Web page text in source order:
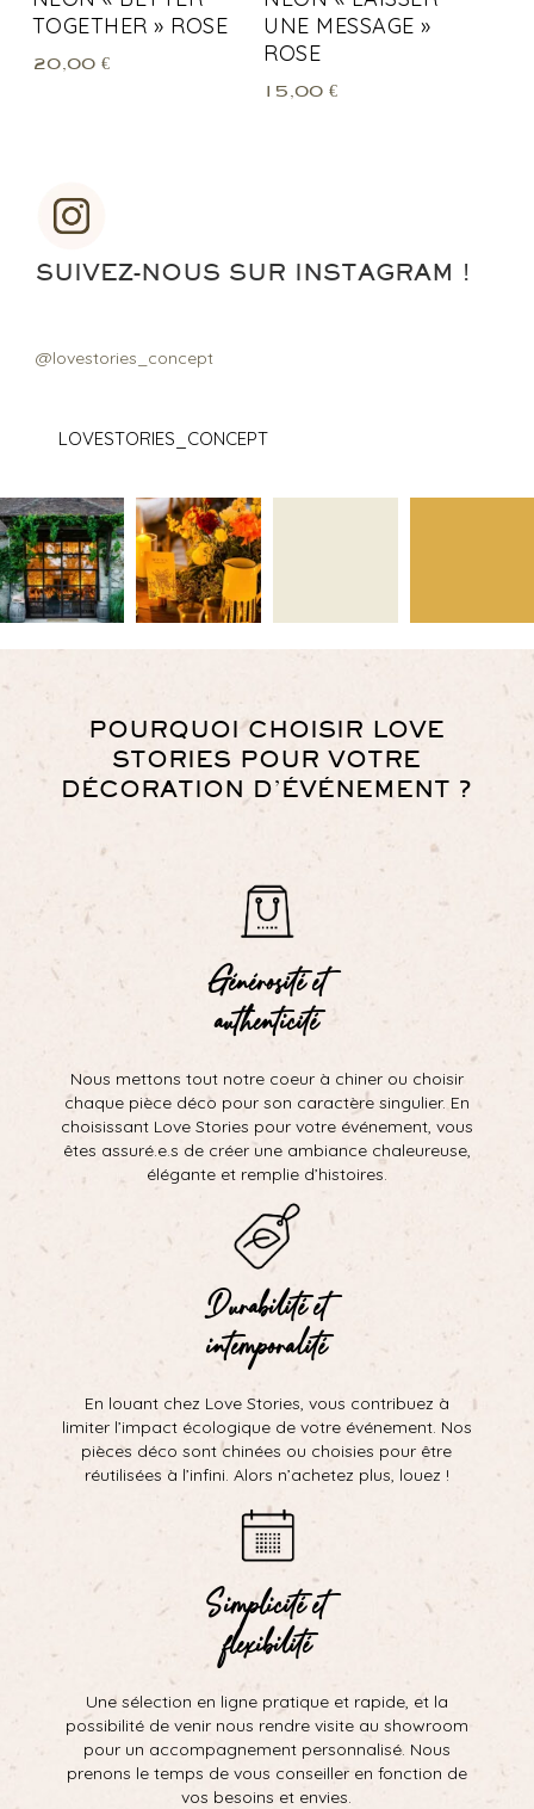
TOGETHER » ROSE
20,00 €
UNE MESSAGE »
ROSE
15,00€
SUIVEZ-NOUS SUR INSTAGRAM !
@lovestories_concept
LOVESTORIES_CONCEPT
POURQUOI CHOISIR LOVE
STORIES POUR VOTRE
DÉCORATION D’ÉVÉNEMENT ?
Générosité et
authenticité
Nous mettons tout notre coeur à chiner ou choisir
chaque pièce déco pour son caractère singulier. En
choisissant Love Stories pour votre événement, vous
êtes assuré.e.s de créer une ambiance chaleureuse,
élégante et remplie d’histoires.
Durabilité et
intemporalité
En louant chez Love Stories, vous contribuez à
limiter l’impact écologique de votre événement. Nos
pièces déco sont chinées ou choisies pour être
réutilisées à l’infini. Alors n’achetez plus, louez !
Simplicité et
flexibilité
Une sélection en ligne pratique et rapide, et la
possibilité de venir nous rendre visite au showroom
pour un accompagnement personnalisé. Nous
prenons le temps de vous conseiller en fonction de
vos besoins et envies.